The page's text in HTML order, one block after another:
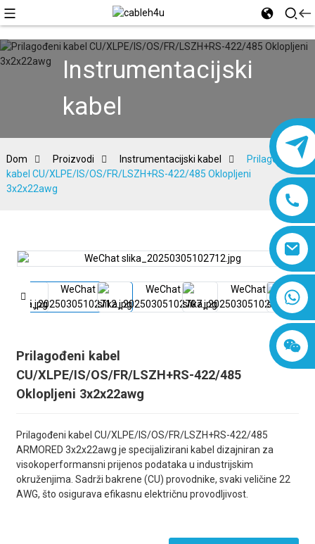
8618019377761
Instrumentacijski
kabel
Dom Proizvodi Instrumentacijski kabel
Prilagođeni
kabel CU/XLPE/IS/OS/FR/LSZH+RS-422/485 Oklopljeni
3x2x22awg
Prilagođeni kabel
CU/XLPE/IS/OS/FR/LSZH+RS-422/485
Oklopljeni 3x2x22awg
Prilagođeni kabel CU/XLPE/IS/OS/FR/LSZH+RS-422/485
ARMORED 3x2x22awg je specijalizirani kabel dizajniran za
visokoperformansni prijenos podataka u industrijskim
okruženjima. Sadrži bakrene (CU) provodnike, svaki veličine 22
AWG, što osigurava efikasnu električnu provodljivost.